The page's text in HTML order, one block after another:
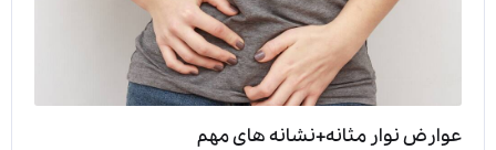
عوارض نوار مثانه+نشانه های مهم